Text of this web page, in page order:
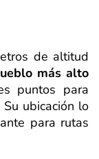
de altitud
más alto
puntos para
ubicación lo
para rutas